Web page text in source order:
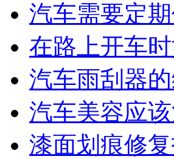
汽车需要定
在路上开车
汽车雨刮器
汽车美容应
漆面划痕修